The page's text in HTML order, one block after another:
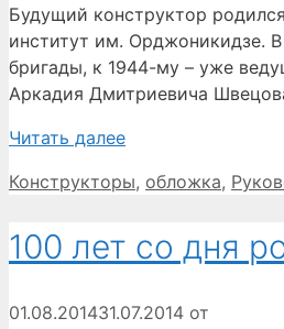
Будущий конструктор
институт им. Орджоникидзе.
бригады, к 1944-му – уже
Аркадия Дмитриевича
Читать далее
Рубрики
Конструкторы, обложка,
100 лет со дня
01.08.201431.07.2014 от